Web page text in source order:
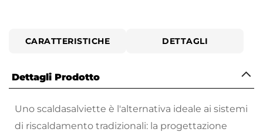
CARATTERISTICHE DETTAGLI
Dettagli Prodotto
Uno scaldasalviette è l'alternativa ideale ai sistemi
di riscaldamento tradizionali: la progettazione